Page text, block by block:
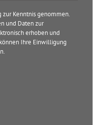
zur Kenntnis genommen.
und Daten zur
erhoben und
Ihre Einwilligung